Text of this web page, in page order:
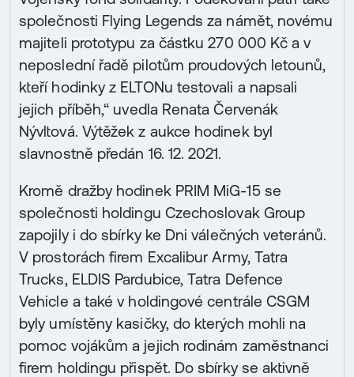
společnosti Flying Legends za námět, novému
majiteli prototypu za částku 270 000 Kč a v
neposlední řadě pilotům proudových letounů,
kteří hodinky z ELTONu testovali a napsali
jejich příběh,“ uvedla Renata Červenák
Nývltová. Výtěžek z aukce hodinek byl
slavnostně předán 16. 12. 2021.
Kromě dražby hodinek PRIM MiG-15 se
společnosti holdingu Czechoslovak Group
zapojily i do sbírky ke Dni válečných veteránů.
V prostorách firem Excalibur Army, Tatra
Trucks, ELDIS Pardubice, Tatra Defence
Vehicle a také v holdingové centrále CSGM
byly umístěny kasičky, do kterých mohli na
pomoc vojákům a jejich rodinám zaměstnanci
firem holdingu přispět. Do sbírky se aktivně